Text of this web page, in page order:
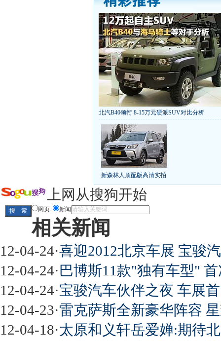
北汽B40领衔 8-15万元硬派SUV对比分析
丰田推八款低价新车 全新RAV4海外售
第九代雅阁/本田新小SUV
凯越已跌至8折甩卖 6款合资自主车是真的低价
给中国人争气的热销SUV 全新马自达6：海外
10万元新车叫板合资 15万买车谁好
长城2013年新SUV规划曝光
全新胜达23日上市 秒杀日系的SUV
大众6万
最高法解释：醉驾毒驾发生交通事故 交强险应
新森林人顶配版高清实拍
屌丝必看世界末日逃亡车
最强山寨 又奥迪又奔驰
上网从搜狗开始
网页 新闻
相关新闻
12-04-24·喜迎2012北京车展 宝骏
12-04-24·巴博斯11款"独有车型"
12-04-24·宝骏汽车伙伴之夜 车展
12-04-23·雷克萨斯全新豪华阵容
12-04-18·太原和义轩岳爱婵:期待